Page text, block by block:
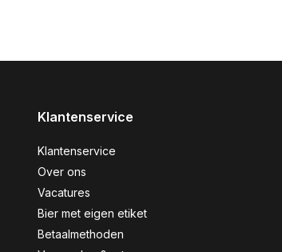
Klantenservice
Klantenservice
Over ons
Vacatures
Bier met eigen etiket
Betaalmethoden